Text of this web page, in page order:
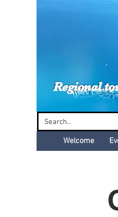
Regional
Welcome